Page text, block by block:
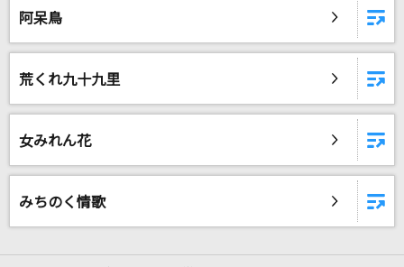
IRIS OUT(ビデオクリップバージョン)
米津玄師
WANIMA
[生音]楓
阿呆鳥
荒くれ九十九里
女みれん花
みちのく情歌